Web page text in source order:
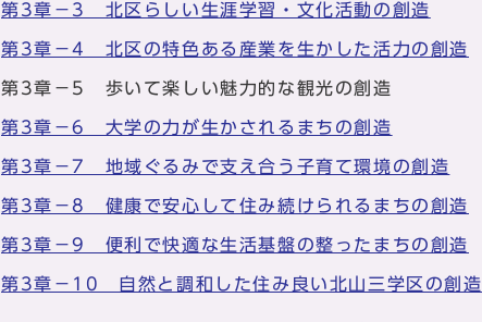
第3章－3 北区らしい生涯学習・文化活動の創造
第3章－4 北区の特色ある産業を生かした活力の創造
第3章－5 歩いて楽しい魅力的な観光の創造
第3章－6 大学の力が生かされるまちの創造
第3章－7 地域ぐるみで支え合う子育て環境の創造
第3章－8 健康で安心して住み続けられるまちの創造
第3章－9 便利で快適な生活基盤の整ったまちの創造
第3章－10 自然と調和した住み良い北山三学区の創造